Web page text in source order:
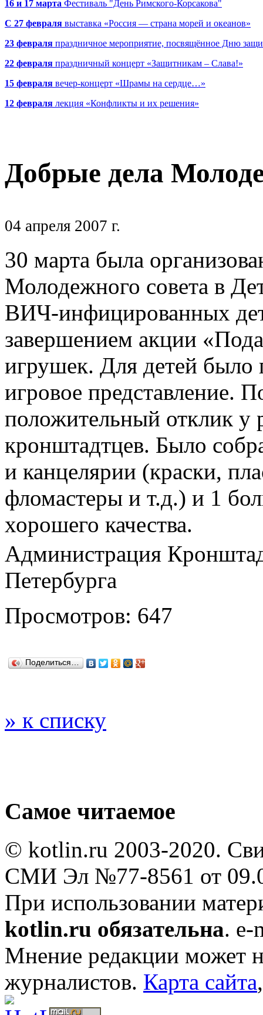
16 и 17 марта Фестиваль "День Римского-Корсакова"
С 27 февраля выставка «Россия — страна морей и океанов»
23 февраля праздничное мероприятие, посвящённое Дню
22 февраля праздничный концерт «Защитникам – Слава!»
15 февраля вечер-концерт «Шрамы на сердце…»
12 февраля лекция «Конфликты и их решения»
Добрые дела
04 апреля 2007 г.
30 марта была
Молодежного совета в
ВИЧ-инфицированных
завершением акции
игрушек. Для детей было
игровое представление.
положительный отклик у
кронштадтцев. Было
и канцелярии (краски,
фломастеры и т.д.) и 1
хорошего качества.
Администрация
Петербурга
Просмотров: 647
Поделиться…
» к списку
Самое читаемое
© kotlin.ru 2003-2020.
СМИ Эл №77-8561 от
При использовании
kotlin.ru обязательна. e-
Мнение редакции может
журналистов. Карта сайта